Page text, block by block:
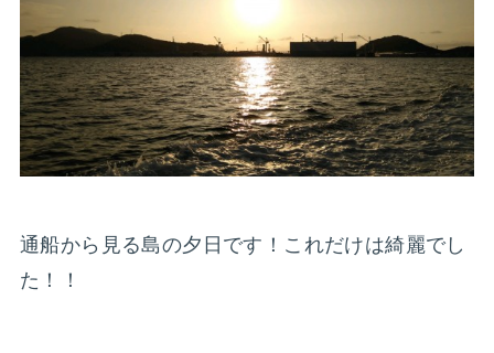
通船から見る島の夕日です！これだけは綺麗でし
た！！